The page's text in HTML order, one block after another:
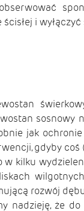
i
sosnowy
jak
gdyby coś
w kilku
rozwój
nadzieję, że